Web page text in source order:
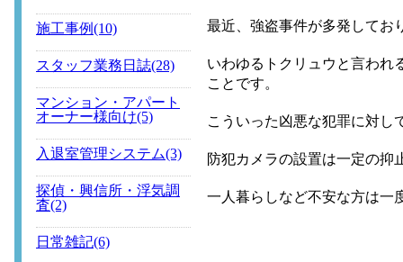
最近、強盗事件が多発してお
いわゆるトクリュウと言われ
ことです。
こういった凶悪な犯罪に対し
防犯カメラの設置は一定の抑
一人暮らしなど不安な方は一
施工事例(10)
スタッフ業務日誌(28)
マンション・アパート
オーナー様向け(5)
入退室管理システム(3)
探偵・興信所・浮気調
査(2)
日常雑記(6)